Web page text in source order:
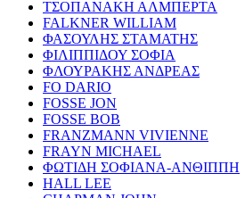
ΤΣΟΠΑΝΑΚΗ ΑΛΜΠΕΡΤΑ
FALKNER WILLIAM
ΦΑΣΟΥΛΗΣ ΣΤΑΜΑΤΗΣ
ΦΙΛΙΠΠΙΔΟΥ ΣΟΦΙΑ
ΦΛΟΥΡΑΚΗΣ ΑΝΔΡΕΑΣ
FO DARIO
FOSSE JON
FOSSE BOB
FRANZMANN VIVIENNE
FRAYN MICHAEL
ΦΩΤΙΔΗ ΣΟΦΙΑΝΑ-ΑΝΘΙΠΠΗ
HALL LEE